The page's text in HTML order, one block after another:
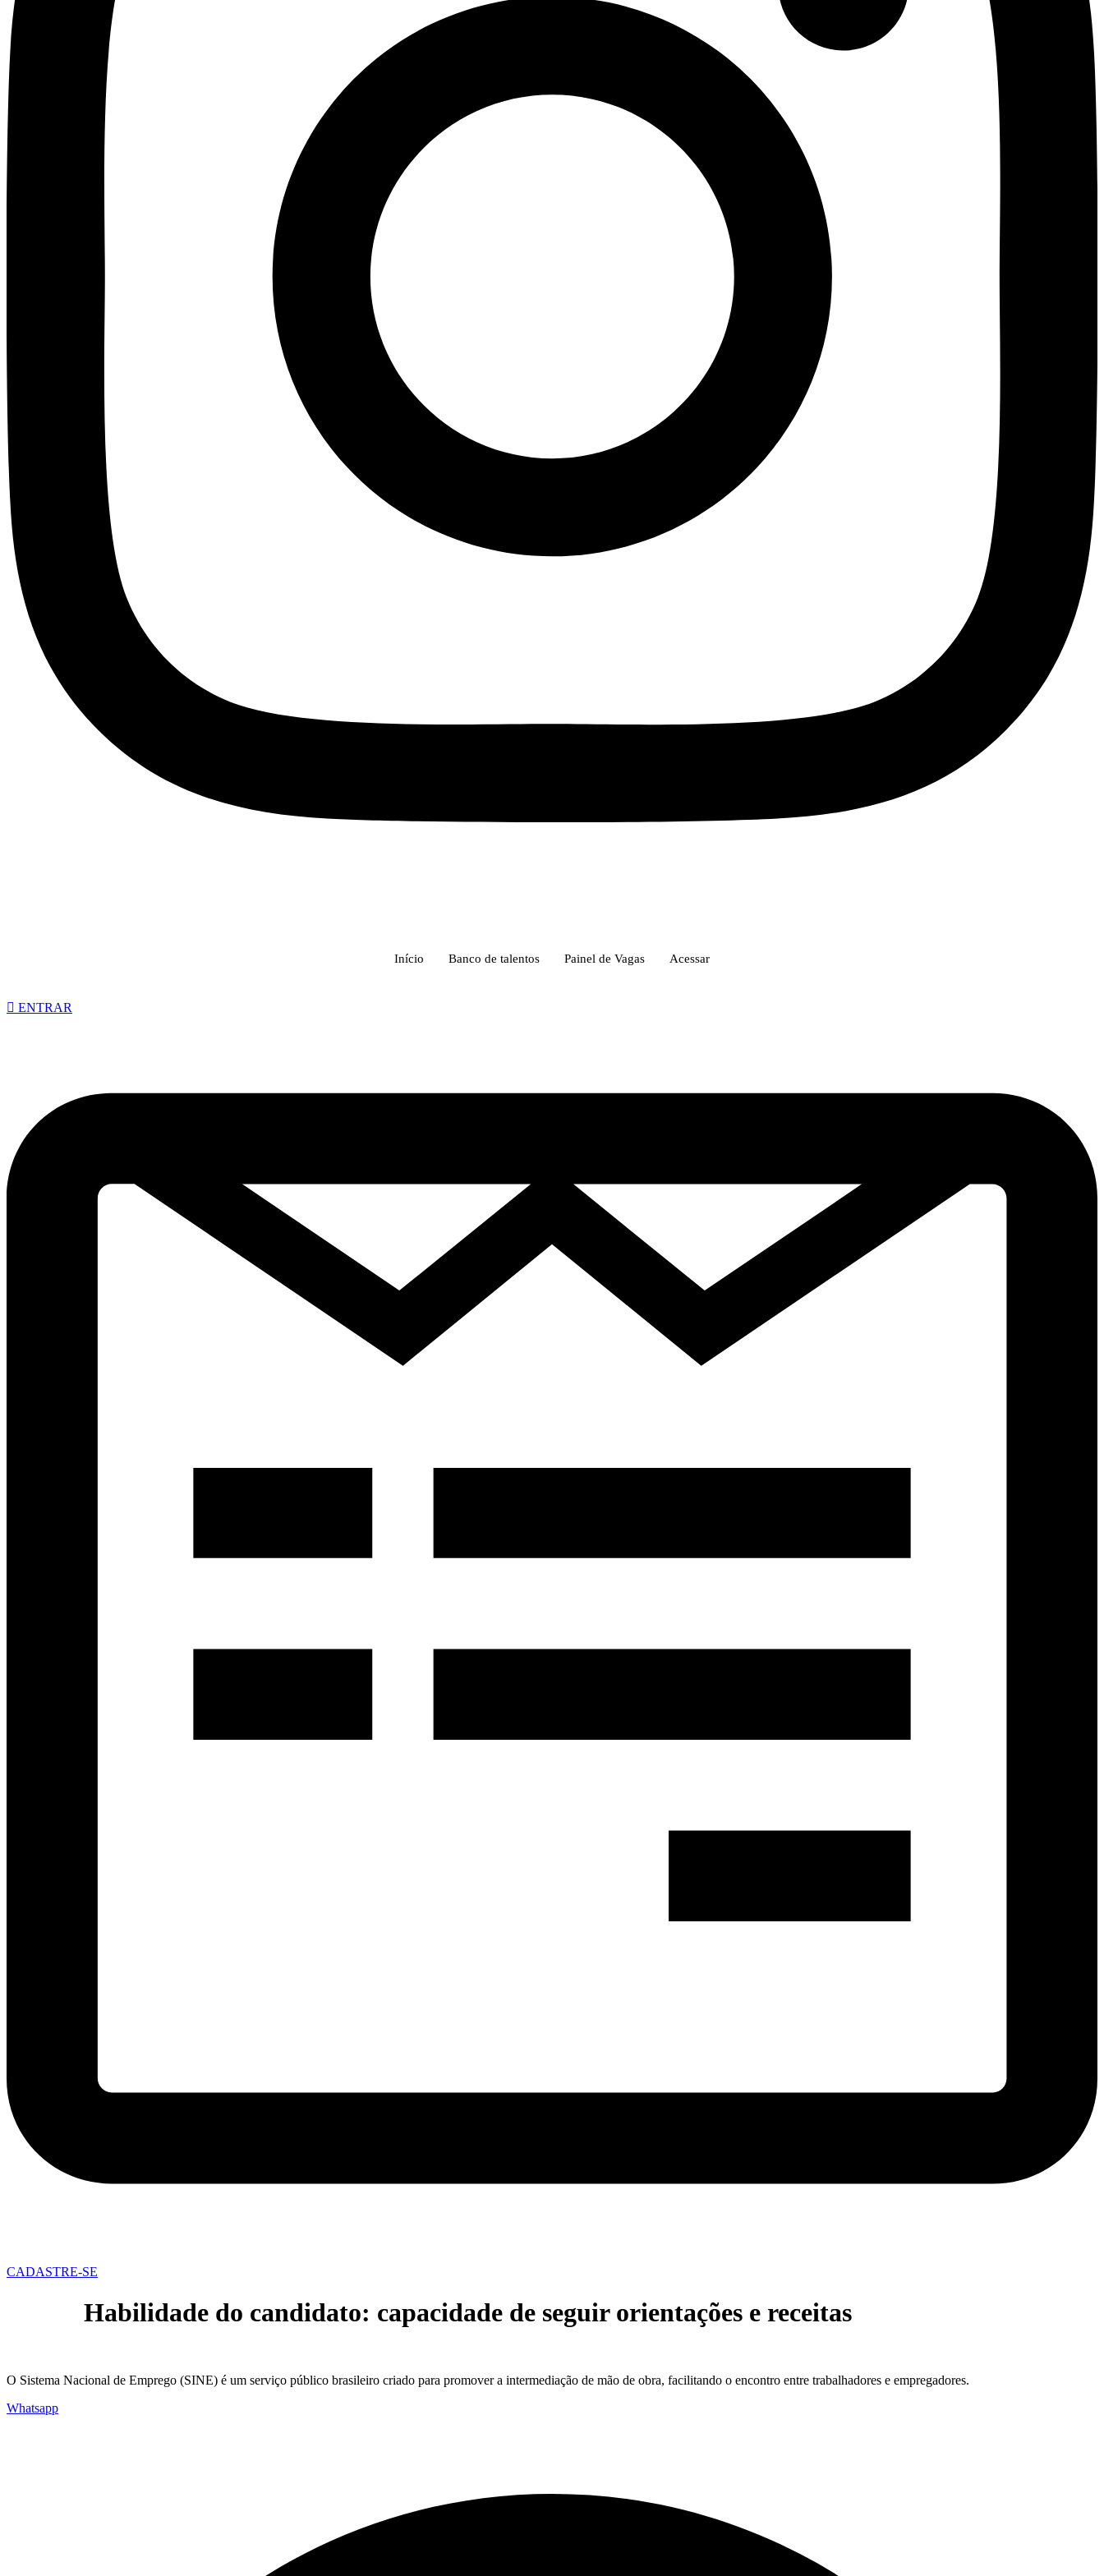
Início Banco de talentos Painel de Vagas Acessar
ENTRAR
CADASTRE-SE
Habilidade do candidato: capacidade de seguir orientações e receitas
O Sistema Nacional de Emprego (SINE) é um serviço público brasileiro criado para promover a intermediação de mão de obra, facilitando o encontro entre trabalhadores e empregadores.
Whatsapp